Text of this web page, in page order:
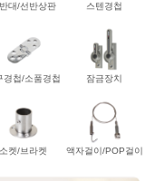
대/선반상판 스텐경첩
경첩/소품경첩 잠금장치
소켓/브라켓 액자걸이/POP걸이